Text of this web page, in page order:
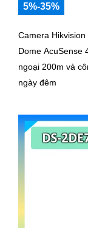
5%-35%
Camera
Dome AcuSense
ngoại 200m và
ngày đêm